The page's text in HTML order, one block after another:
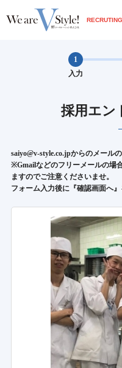
1
入力
採用エン
saiyo@v-style.co.jpからのメール
※Gmailなどのフリーメールの場
ますのでご注意くださいませ。
フォーム入力後に『確認画面へ』